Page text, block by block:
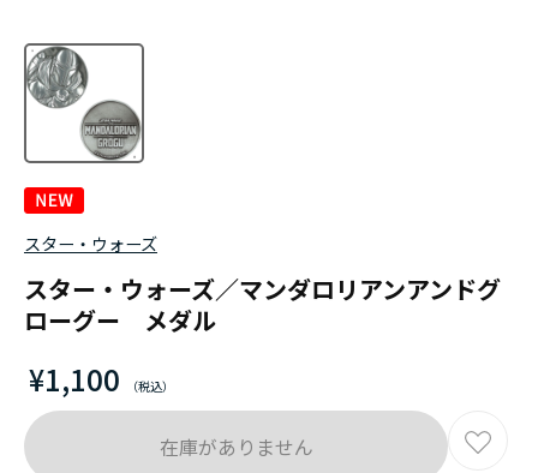
スター・ウォーズ
スター・ウォーズ／マンダロリアンアンドグ
ローグー メダル
¥1,100
在庫がありません